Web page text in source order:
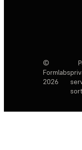
©
Formlabs
2026